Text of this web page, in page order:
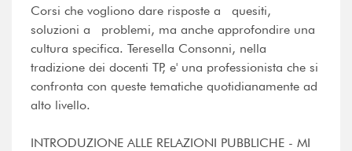
Corsi che vogliono dare risposte a quesiti,
soluzioni a problemi, ma anche approfondire una
cultura specifica. Teresella Consonni, nella
tradizione dei docenti TP, e' una professionista che si
confronta con queste tematiche quotidianamente ad
alto livello.
INTRODUZIONE ALLE RELAZIONI PUBBLICHE - MI